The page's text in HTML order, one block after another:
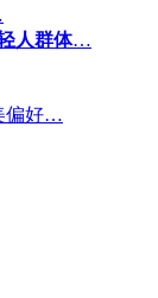
人群体…
偏好…